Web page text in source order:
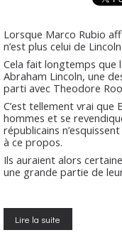
Lorsque Marco Rubio
n’est plus celui de
Cela fait longtemps que
Abraham Lincoln, une
parti avec Theodore
C’est tellement vrai que
hommes et se
républicains
à ce propos.
Ils auraient alors
une grande partie de
Lire la suite